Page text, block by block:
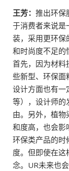
王芳： 推出环保
于消费者来说是
装，采用更环保
和时尚度不足的
首先，因为材料
些新型、环保面
设计方面也有一
等），设计师的
由。另外，植
和度高，也会影
环保类产品的
度。但即使在
念。UR未来也